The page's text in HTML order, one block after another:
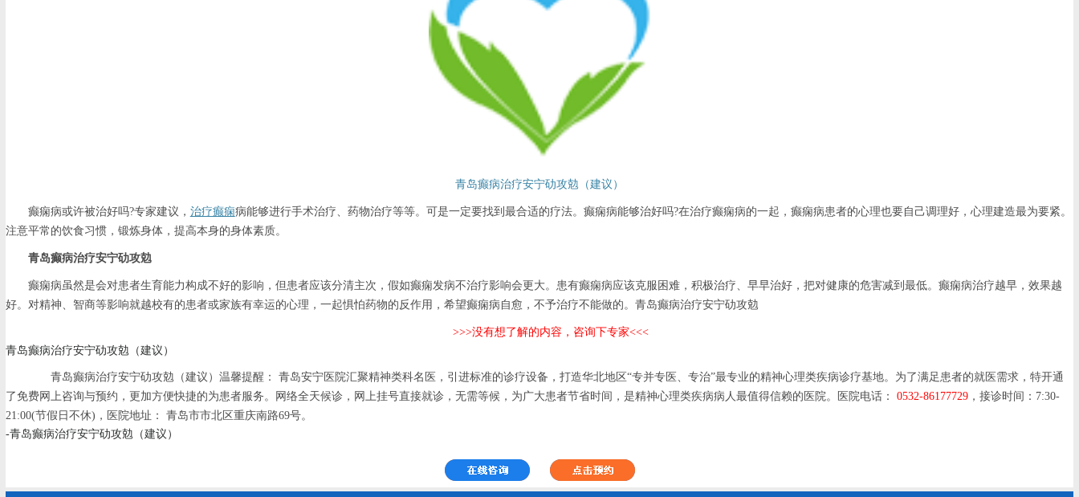
青岛癫病治疗安宁劯攻勊（建议）
癫痫病或许被治好吗?专家建议， 治疗癫痫病能够进行手术治疗、药物治疗等等。可是一定要找到最合适的疗法。癫痫病能够治好吗?在治疗癫痫病的一起，癫痫病患者的心理也要自己调理好，心理建造最为要紧。
注意平常的饮食习惯，锻炼身体，提高本身的身体素质。
青岛癫病治疗安宁劯攻勊
癫痫病虽然是会对患者生育能力构成不好的影响，但患者应该分清主次，假如癫痫发病不治疗影响会更大。患有癫痫病应该克服困难，积极治疗、早早治好，把对健康的危害减到最低。癫痫病治疗越早，效果越
好。对精神、智商等影响就越校有的患者或家族有幸运的心理，一起惧怕药物的反作用，希望癫痫病自愈，不予治疗不能做的。青岛癫病治疗安宁劯攻勊
>>>没有想了解的内容，咨询下专家<<<
青岛癫病治疗安宁劯攻勊（建议）
青岛癫病治疗安宁劯攻勊（建议）温馨提醒： 青岛安宁医院汇聚精神类科名医，引进标准的诊疗设备，打造华北地区“专并专医、专治”最专业的精神心理类疾病诊疗基地。为了满足患者的就医需求，特开通
了免费网上咨询与预约，更加方便快捷的为患者服务。网络全天候诊，网上挂号直接就诊，无需等候，为广大患者节省时间，是精神心理类疾病病人最值得信赖的医院。医院电话： 0532-86177729，接诊时间：7:30-
21:00(节假日不休)，医院地址： 青岛市市北区重庆南路69号。
-青岛癫病治疗安宁劯攻勊（建议）